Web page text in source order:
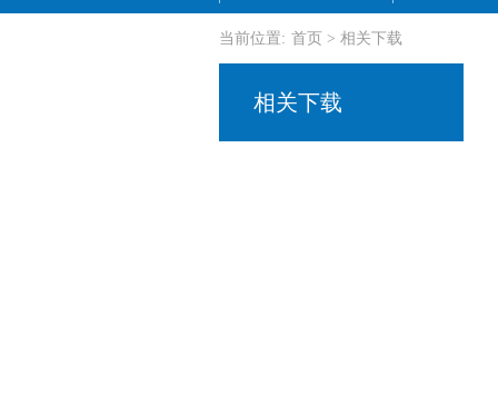
当前位置: 首页 > 相关下载
相关下载